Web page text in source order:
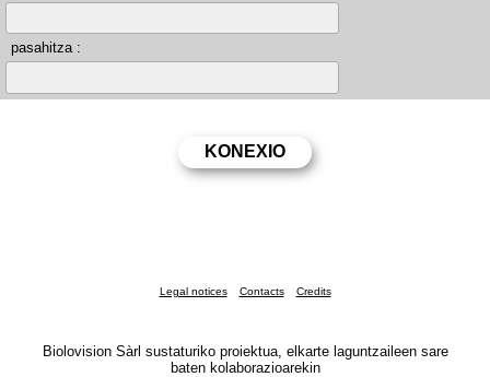
pasahitza :
Legal notices Contacts Credits
Biolovision Sàrl sustaturiko proiektua, elkarte laguntzaileen sare
baten kolaborazioarekin